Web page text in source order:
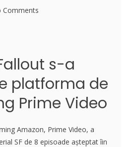
Comments
s-a
platforma de
Prime Video
Amazon, Prime Video, a
SF de 8 episoade așteptat îin